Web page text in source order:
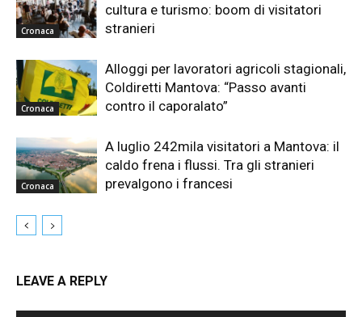
Cronaca
cultura e turismo: boom di visitatori
stranieri
Cronaca
Alloggi per lavoratori agricoli stagionali,
Coldiretti Mantova: “Passo avanti
contro il caporalato”
Cronaca
A luglio 242mila visitatori a Mantova: il
caldo frena i flussi. Tra gli stranieri
prevalgono i francesi
LEAVE A REPLY